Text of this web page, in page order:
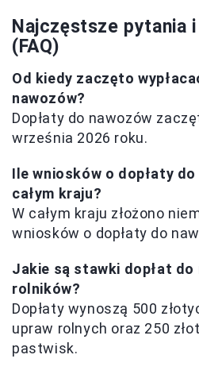
Najczęstsze pytania
(FAQ)
Od kiedy zaczęto
nawozów?
Dopłaty do nawozów
września 2026 roku.
Ile wniosków o dopłaty
całym kraju?
W całym kraju złożono
wniosków o dopłaty do
Jakie są stawki dopłat do
rolników?
Dopłaty wynoszą 500
upraw rolnych oraz 250
pastwisk.